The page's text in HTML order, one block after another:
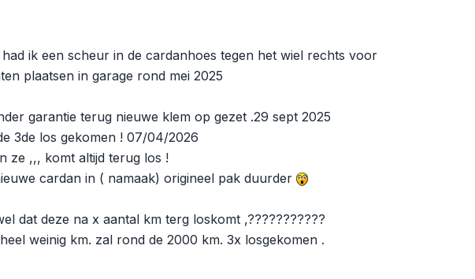
ik een scheur in de cardanhoes tegen het wiel rechts voor
plaatsen in garage rond mei 2025
garantie terug nieuwe klem op gezet .29 sept 2025
3de los gekomen ! 07/04/2026
ze ,,, komt altijd terug los !
cardan in ( namaak) origineel pak duurder
dat deze na x aantal km terg loskomt ,???????????
weinig km. zal rond de 2000 km. 3x losgekomen .